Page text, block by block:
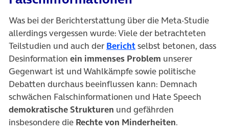
Was bei der Berichterstattung über die Meta-Studie
allerdings vergessen wurde: Viele der betrachteten
Teilstudien und auch der Bericht(öffnet in neuem Tab)
selbst betonen, dass
Desinformation ein immenses Problem unserer
Gegenwart ist und Wahlkämpfe sowie politische
Debatten durchaus beeinflussen kann: Demnach
schwächen Falschinformationen und Hate Speech
demokratische Strukturen und gefährden
insbesondere die Rechte von Minderheiten.